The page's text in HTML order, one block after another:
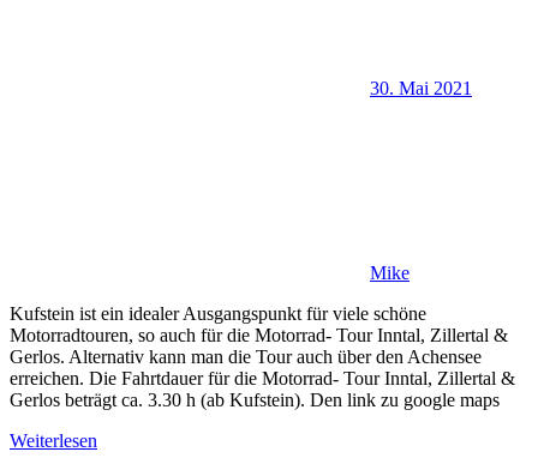
30. Mai 2021
Mike
Kufstein ist ein idealer Ausgangspunkt für viele schöne
Motorradtouren, so auch für die Motorrad- Tour Inntal, Zillertal &
Gerlos. Alternativ kann man die Tour auch über den Achensee
erreichen. Die Fahrtdauer für die Motorrad- Tour Inntal, Zillertal &
Gerlos beträgt ca. 3.30 h (ab Kufstein). Den link zu google maps
Weiterlesen